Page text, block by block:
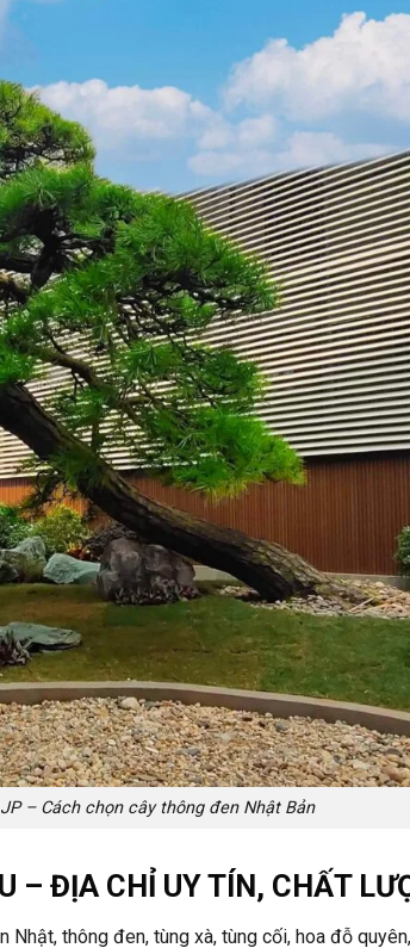
– Cách chọn cây thông đen Nhật Bản
– ĐỊA CHỈ UY TÍN, CHẤT
Nhật, thông đen, tùng xà, tùng cối, hoa đỗ